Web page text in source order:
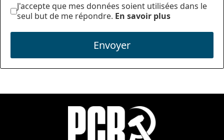
J'accepte que mes données soient utilisées dans le
seul but de me répondre. En savoir plus
Envoyer